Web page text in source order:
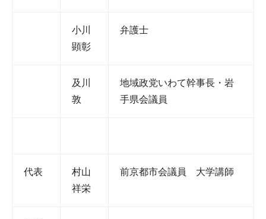
小川
顕彰
弁護士
及川
敦
地域政党いわて幹事長・岩
手県会議員
代表
村山
祥栄
前京都市会議員 大学講師